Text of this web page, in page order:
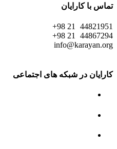
تماس با کارایان
44821951 21 98+
44867294 21 98+
info@karayan.org
کارایان در شبکه های اجتماعی